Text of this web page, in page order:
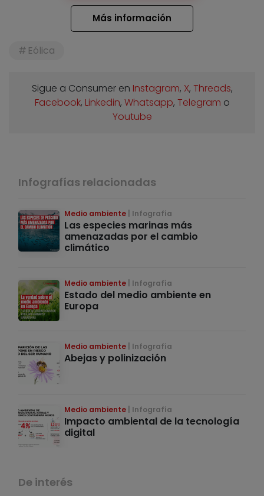
Más información
Eólica
Sigue a Consumer en Instagram, X, Threads,
Facebook, Linkedin, Whatsapp, Telegram o
Youtube
Infografías relacionadas
Medio ambiente Infografía
Las especies marinas más
amenazadas por el cambio
climático
Medio ambiente Infografía
Estado del medio ambiente en
Europa
Medio ambiente Infografía
Abejas y polinización
Medio ambiente Infografía
Impacto ambiental de la tecnología
digital
De interés